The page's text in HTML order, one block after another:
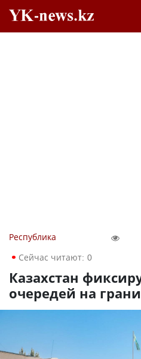
Республика
Сейчас читают: 0
Казахстан
очередей на